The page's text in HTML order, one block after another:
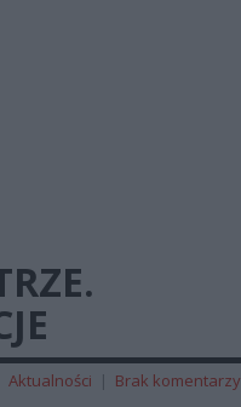
Aktualności | Brak komentarzy